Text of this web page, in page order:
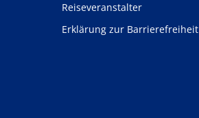
Reiseveranstalter
Erklärung zur Barrierefreiheit